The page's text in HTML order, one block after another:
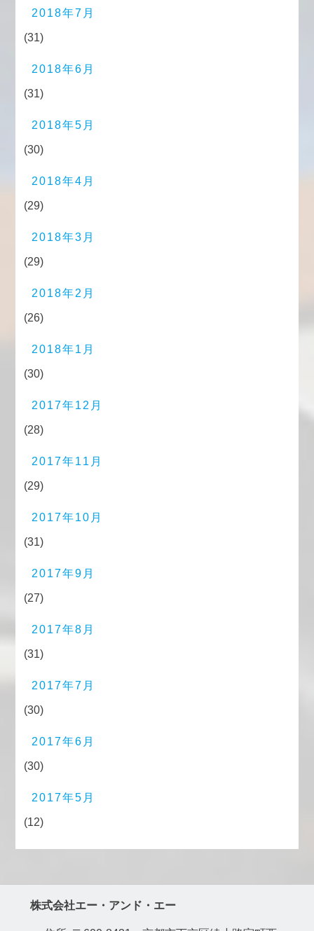
2018年7月
(31)
2018年6月
(31)
2018年5月
(30)
2018年4月
(29)
2018年3月
(29)
2018年2月
(26)
2018年1月
(30)
2017年12月
(28)
2017年11月
(29)
2017年10月
(31)
2017年9月
(27)
2017年8月
(31)
2017年7月
(30)
2017年6月
(30)
2017年5月
(12)
株式会社エー・アンド・エー